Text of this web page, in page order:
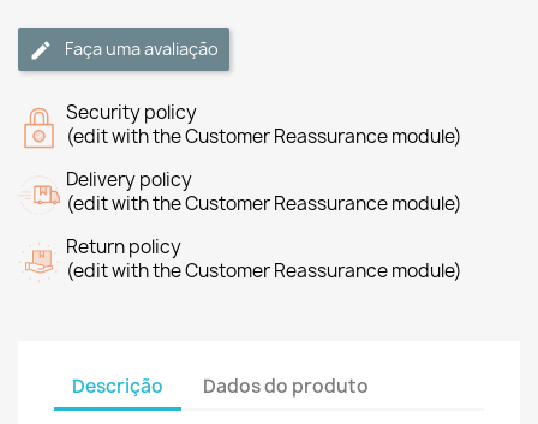
Faça uma avaliação
Security policy
(edit with the Customer Reassurance module)
Delivery policy
(edit with the Customer Reassurance module)
Return policy
(edit with the Customer Reassurance module)
Descrição Dados do produto